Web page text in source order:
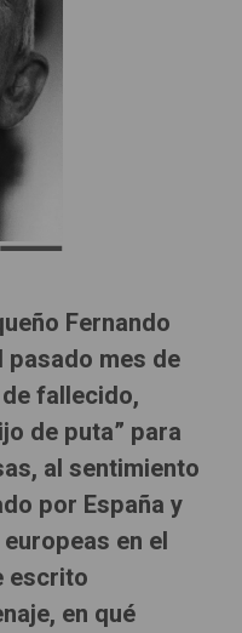
Fernando
pasado mes de
fallecido,
de puta” para
al sentimiento
por España y
en el
escrito
en qué